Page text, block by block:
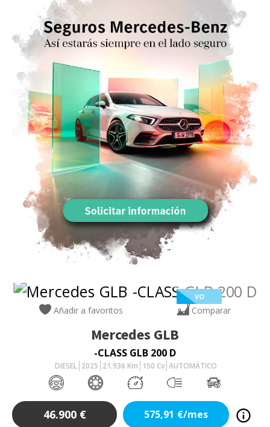
VO
Añadir a favoritos Comparar
Mercedes GLB
-CLASS GLB 200 D
DIESEL 2025 21.936 Km 150 Cv AUTOMÁTICO
46.900 € 575,91 €/mes